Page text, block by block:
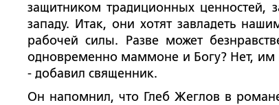
защитником традиционных ценностей,
западу. Итак, они хотят завладеть
рабочей силы. Разве может
одновременно маммоне и Богу? Нет, им
- добавил священник.
Он напомнил, что Глеб Жеглов в